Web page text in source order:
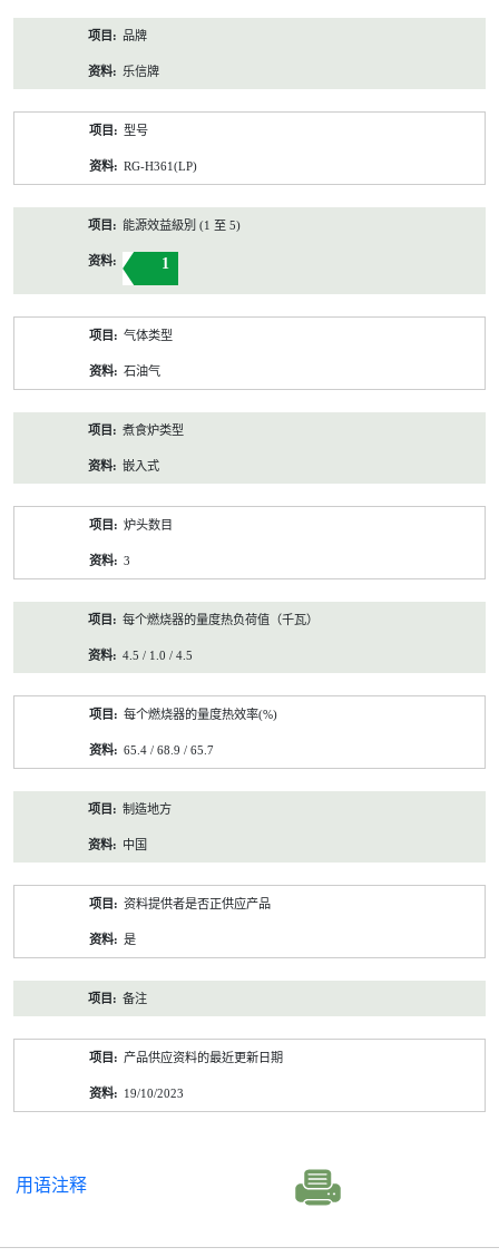
品牌
乐信牌
型号
RG-H361(LP)
能源效益級別 (1 至 5)
1
气体类型
石油气
煮食炉类型
嵌入式
炉头数目
3
每个燃烧器的量度热负荷值（千瓦）
4.5 / 1.0 / 4.5
每个燃烧器的量度热效率(%)
65.4 / 68.9 / 65.7
制造地方
中国
资料提供者是否正供应产品
是
备注
产品供应资料的最近更新日期
19/10/2023
用语注释